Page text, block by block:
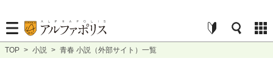
TOP > 小説 > 青春 小説（外部サイト）一覧